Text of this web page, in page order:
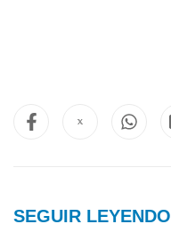
SEGUIR LEYENDO